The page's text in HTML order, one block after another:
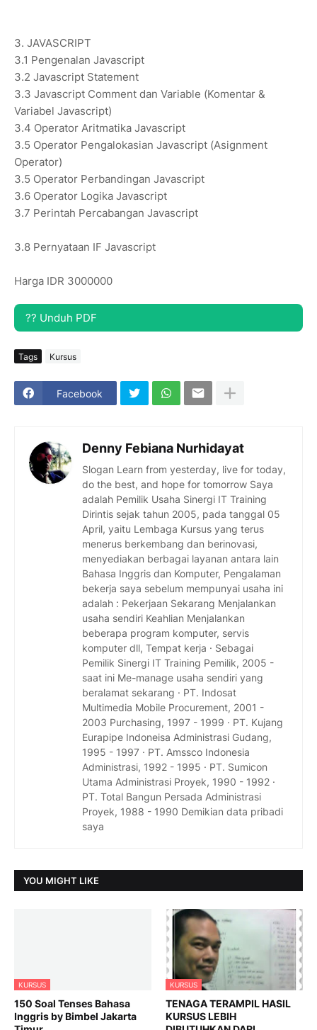
3. JAVASCRIPT
3.1 Pengenalan Javascript
3.2 Javascript Statement
3.3 Javascript Comment dan Variable (Komentar &
Variabel Javascript)
3.4 Operator Aritmatika Javascript
3.5 Operator Pengalokasian Javascript (Asignment
Operator)
3.5 Operator Perbandingan Javascript
3.6 Operator Logika Javascript
3.7 Perintah Percabangan Javascript
3.8 Pernyataan IF Javascript
Harga IDR 3000000
?? Unduh PDF
Tags Kursus
Facebook
Denny Febiana Nurhidayat
Slogan Learn from yesterday, live for today,
do the best, and hope for tomorrow Saya
adalah Pemilik Usaha Sinergi IT Training
Dirintis sejak tahun 2005, pada tanggal 05
April, yaitu Lembaga Kursus yang terus
menerus berkembang dan berinovasi,
menyediakan berbagai layanan antara lain
Bahasa Inggris dan Komputer, Pengalaman
bekerja saya sebelum mempunyai usaha ini
adalah : Pekerjaan Sekarang Menjalankan
usaha sendiri Keahlian Menjalankan
beberapa program komputer, servis
komputer dll, Tempat kerja · Sebagai
Pemilik Sinergi IT Training Pemilik, 2005 -
saat ini Me-manage usaha sendiri yang
beralamat sekarang · PT. Indosat
Multimedia Mobile Procurement, 2001 -
2003 Purchasing, 1997 - 1999 · PT. Kujang
Eurapipe Indoneisa Administrasi Gudang,
1995 - 1997 · PT. Amssco Indonesia
Administrasi, 1992 - 1995 · PT. Sumicon
Utama Administrasi Proyek, 1990 - 1992 ·
PT. Total Bangun Persada Administrasi
Proyek, 1988 - 1990 Demikian data pribadi
saya
YOU MIGHT LIKE
KURSUS
150 Soal Tenses Bahasa
Inggris by Bimbel Jakarta
KURSUS
TENAGA TERAMPIL HASIL
KURSUS LEBIH